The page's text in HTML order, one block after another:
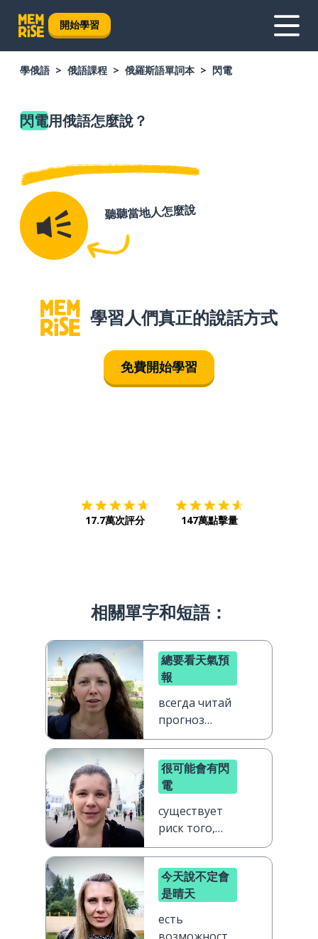
開始學習
學俄語 俄語課程 俄羅斯語單詞本 閃電
閃電用俄語怎麼說？
聽聽當地人怎麼說
學習人們真正的說話方式
免費開始學習
17.7萬次評分 147萬點擊量
相關單字和短語：
總要看天氣預
報
всегда читай
прогноз
погоды
很可能會有閃
電
существует
риск того,
что будет
гроза
今天說不定會
是晴天
есть